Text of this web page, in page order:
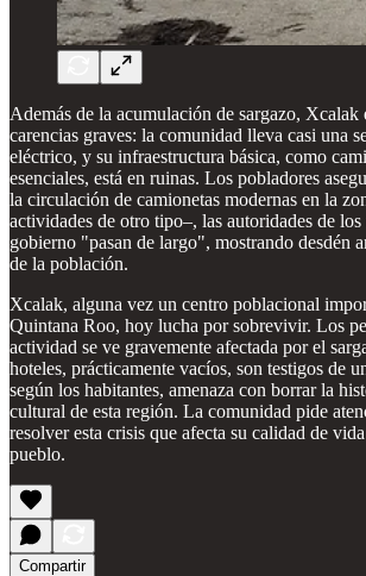
Además de la acumulación de sargazo, Xcalak
carencias graves: la comunidad lleva casi una
eléctrico, y su infraestructura básica, como
esenciales, está en ruinas. Los pobladores
la circulación de camionetas modernas en la
actividades de otro tipo–, las autoridades de los
gobierno "pasan de largo", mostrando desdén
de la población.
Xcalak, alguna vez un centro poblacional
Quintana Roo, hoy lucha por sobrevivir. Los
actividad se ve gravemente afectada por el
hoteles, prácticamente vacíos, son testigos de
según los habitantes, amenaza con borrar la
cultural de esta región. La comunidad pide
resolver esta crisis que afecta su calidad de
pueblo.
Compartir